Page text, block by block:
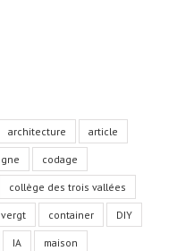
architecture article
codage
collège des trois vallées
container DIY
IA maison